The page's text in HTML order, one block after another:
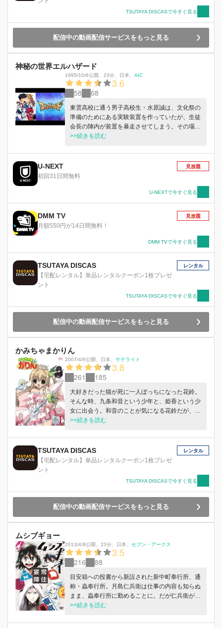
TSUTAYA DISCASで今すぐ見る
配信中の動画配信サービスをもっと見る
神秘の世界エルハザード
1995/10/6公開 23分 日本 AIC
3.6
58 68
東雲高校に通う男子高校生・水原誠は、文化祭の
準備のためにある実験装置を作っていたが、生徒
会長の陣内が装置を暴走させてしまう。その場に
いた誠と陣内、菜々美、藤沢先生は、神秘の世界
とになり...。
>>続きを読む
U-NEXT
初回31日間無料
見放題
U-NEXTで今すぐ見る
DMM TV
月額550円が14日間無料！
見放題
DMM TVで今すぐ見る
TSUTAYA DISCAS
【宅配レンタル】単品レンタルクーポン1枚プレゼ
ント
レンタル
TSUTAYA DISCASで今すぐ見る
配信中の動画配信サービスをもっと見る
かみちゃまかりん
2007/4/6公開 日本 サテライト
3.8
261 185
大好きだった猫が死に一人ぼっちになった花鈴。
そんな時、九条和音という少年と、姫香という少
女に出会う。和音のことが気になる花鈴だが、そ
の出会いは花鈴の運命を大きく動かしていく。神
世界が扉を開ける！
>>続きを読む
TSUTAYA DISCAS
【宅配レンタル】単品レンタルクーポン1枚プレゼ
ント
レンタル
TSUTAYA DISCASで今すぐ見る
配信中の動画配信サービスをもっと見る
ムシブギョー
2013/4/8公開 23分 日本 セブン・アークス
3.5
216 88
目安箱への投書から新設された新中町奉行所、通
称・蟲奉行所。月島仁兵衛は仕事の内容も知らぬ
まま、蟲奉行所に勤めることに。だが仁兵衛が江
戸で目撃したのは、巨大な蟲だった！選ばれた猛
戦う、その先は…。
>>続きを読む